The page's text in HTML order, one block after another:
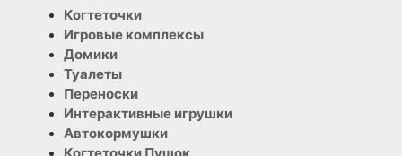
Когтеточки
Игровые комплексы
Домики
Туалеты
Переноски
Интерактивные игрушки
Автокормушки